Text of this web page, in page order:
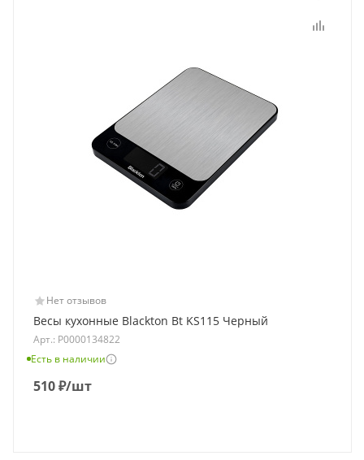
Нет отзывов
Весы кухонные Blackton Bt KS115 Черный
Арт.: Р0000134822
Есть в наличии
510₽/шт